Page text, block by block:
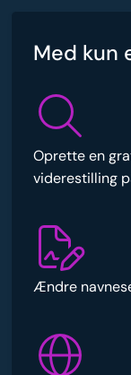
Med kun
Oprette en
viderestilling
Ændre